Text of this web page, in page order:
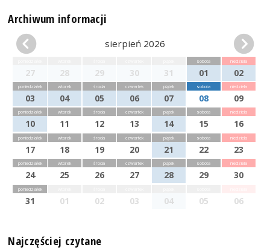
Archiwum informacji
sierpień 2026
27 28 29 30 31
sobota
01
niedziela
02
poniedziałek
03
wtorek
04
środa
05
czwartek
06
piątek
07
sobota
08
niedziela
09
poniedziałek
10
wtorek
11
środa
12
czwartek
13
piątek
14
sobota
15
niedziela
16
poniedziałek
17
wtorek
18
środa
19
czwartek
20
piątek
21
sobota
22
niedziela
23
poniedziałek
24
wtorek
25
środa
26
czwartek
27
piątek
28
sobota
29
niedziela
30
poniedziałek
31 01 02 03 04 05 06
Najczęściej czytane